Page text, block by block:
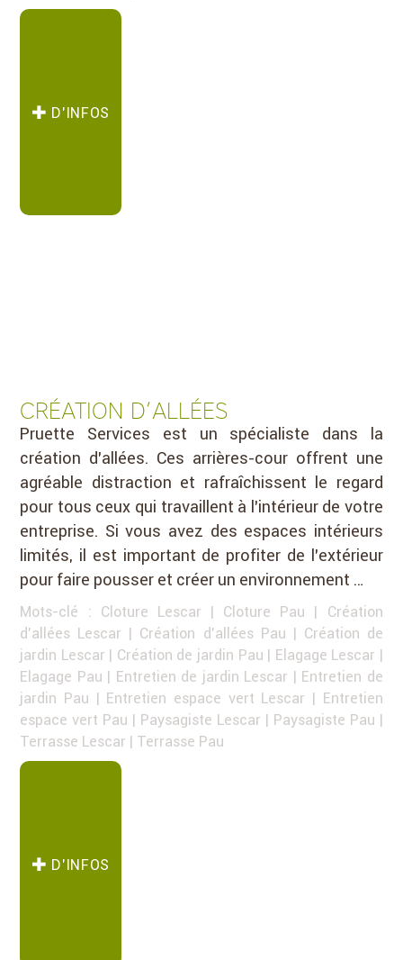
D’INFOS
CRÉATION D’ALLÉES
Pruette Services est un spécialiste dans la
création d’allées. Ces arrières-cour offrent une
agréable distraction et rafraîchissent le regard
pour tous ceux qui travaillent à l’intérieur de votre
entreprise. Si vous avez des espaces intérieurs
limités, il est important de profiter de l’extérieur
pour faire pousser et créer un environnement …
Mots-clé : Cloture Lescar | Cloture Pau | Création
d'allées Lescar | Création d'allées Pau | Création de
jardin Lescar | Création de jardin Pau | Elagage Lescar |
Elagage Pau | Entretien de jardin Lescar | Entretien de
jardin Pau | Entretien espace vert Lescar | Entretien
espace vert Pau | Paysagiste Lescar | Paysagiste Pau |
Terrasse Lescar | Terrasse Pau
D’INFOS